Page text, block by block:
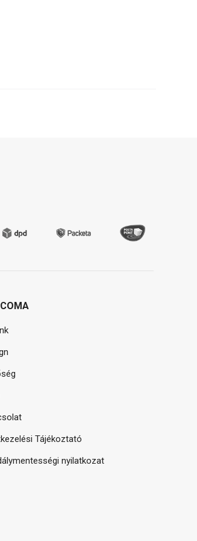
Tájékoztató
nyilatkozat